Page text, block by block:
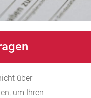
über
um Ihren